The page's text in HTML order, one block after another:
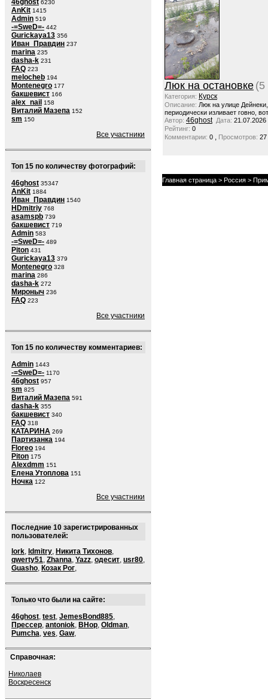
46ghost 6230
AnKit 1415
Admin 519
-=SweD=- 442
Gurickaya13 356
Иван_Правдин 237
marina 235
dasha-k 231
FAQ 223
melocheb 194
Montenegro 177
бакшевист 166
alex_nail 158
Виталий Мазепа 152
sm 150
Все участники
Топ 15 по количеству фотографий:
46ghost 35347
AnKit 1884
Иван_Правдин 1540
HDmitriy 768
asamspb 739
бакшевист 719
Admin 583
-=SweD=- 489
Piton 431
Gurickaya13 379
Montenegro 328
marina 286
dasha-k 272
Мироныч 236
FAQ 223
Все участники
Топ 15 по количеству комментариев:
Admin 1443
-=SweD=- 1170
46ghost 957
sm 825
Виталий Мазепа 591
dasha-k 355
бакшевист 340
FAQ 318
КАТАРИНА 269
Партизанка 194
Floreo 194
Piton 175
Alexdmm 151
Елена Утоплова 151
Ночка 122
Все участники
Последние 10 зарегистрированных
пользователей:
lork, ldmitry, Никита Тихонов,
qwerty51, Zhanna, Yazz, одесит, usr80,
Guasho, Козак Рог,
Только что были на сайте:
46ghost, test, JemesBond885,
Прессер, antoniok, BHop, Oldman,
Pumcha, ves, Gaw,
Справочная:
Николаев
Воскресенск
Люк на остановке (5
Категория: Курск
Описание: Люк на улице
периодически изливает говно,
Автор: 46ghost Дата: 21.07.2026
Рейтинг: 0
Комментарии: 0 , Просмотров: 27
Главная страница > Россия >